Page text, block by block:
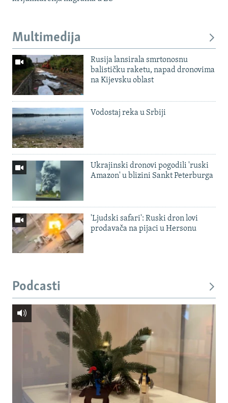
Multimedija
Rusija lansirala smrtonosnu
balističku raketu, napad dronovima
na Kijevsku oblast
Vodostaj reka u Srbiji
Ukrajinski dronovi pogodili 'ruski
Amazon' u blizini Sankt Peterburga
'Ljudski safari': Ruski dron lovi
prodavača na pijaci u Hersonu
Podcasti